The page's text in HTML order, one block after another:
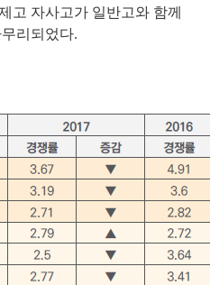
고 자사고가 일반고와 함께
리되었다.